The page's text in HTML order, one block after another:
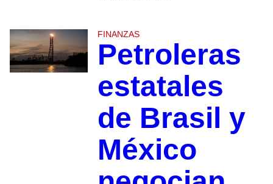
FINANZAS
Petroleras
estatales
de Brasil y
México